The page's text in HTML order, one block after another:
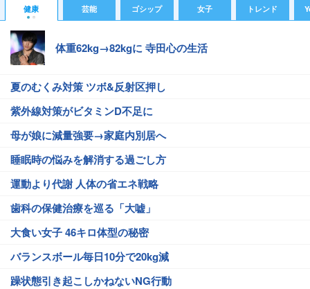
健康 芸能 ゴシップ 女子 トレンド
体重62kg→82kgに 寺田心の生活
夏のむくみ対策 ツボ&反射区押し
紫外線対策がビタミンD不足に
母が娘に減量強要→家庭内別居へ
睡眠時の悩みを解消する過ごし方
運動より代謝 人体の省エネ戦略
歯科の保健治療を巡る「大嘘」
大食い女子 46キロ体型の秘密
バランスボール毎日10分で20kg減
躁状態引き起こしかねないNG行動